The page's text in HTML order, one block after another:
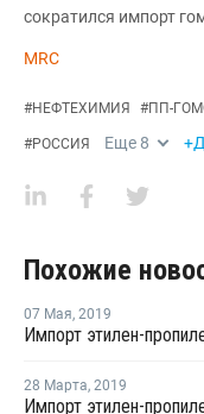
сократился импорт
MRC
#НЕФТЕХИМИЯ #ПП-
#РОССИЯ Еще 8
Похожие
07 Мая, 2019
28 Марта, 2019